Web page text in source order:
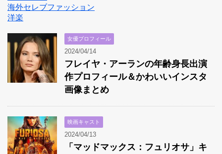
海外セレブファッション
洋楽
女優プロフィール
2024/04/14
フレイヤ・アーランの年齢身長出演
作プロフィール＆かわいいインスタ
画像まとめ
映画キャスト
2024/04/13
「マッドマックス：フュリオサ」キ